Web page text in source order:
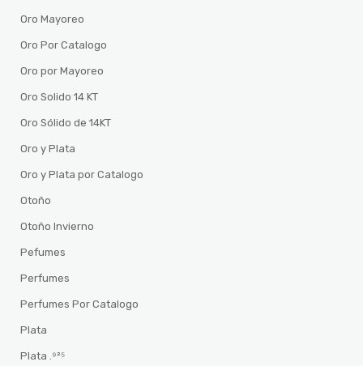
Oro Mayoreo
Oro Por Catalogo
Oro por Mayoreo
Oro Solido 14 KT
Oro Sólido de 14KT
Oro y Plata
Oro y Plata por Catalogo
Otoño
Otoño Invierno
Pefumes
Perfumes
Perfumes Por Catalogo
Plata
Plata .⁹²⁵